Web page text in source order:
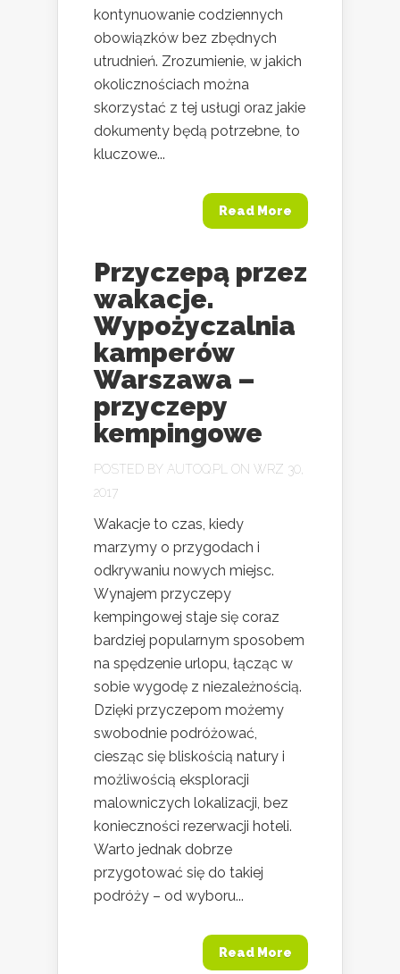
kontynuowanie codziennych
obowiązków bez zbędnych
utrudnień. Zrozumienie, w jakich
okolicznościach można
skorzystać z tej usługi oraz jakie
dokumenty będą potrzebne, to
kluczowe...
Read More
Przyczepą przez
wakacje.
Wypożyczalnia
kamperów
Warszawa –
przyczepy
kempingowe
POSTED BY AUTOQ.PL ON WRZ 30,
2017
Wakacje to czas, kiedy
marzymy o przygodach i
odkrywaniu nowych miejsc.
Wynajem przyczepy
kempingowej staje się coraz
bardziej popularnym sposobem
na spędzenie urlopu, łącząc w
sobie wygodę z niezależnością.
Dzięki przyczepom możemy
swobodnie podróżować,
ciesząc się bliskością natury i
możliwością eksploracji
malowniczych lokalizacji, bez
konieczności rezerwacji hoteli.
Warto jednak dobrze
przygotować się do takiej
podróży – od wyboru...
Read More